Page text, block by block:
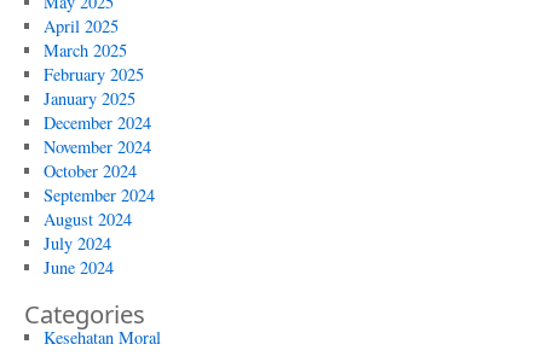
April 2025
March 2025
February 2025
January 2025
December 2024
November 2024
October 2024
September 2024
August 2024
July 2024
June 2024
Categories
Kesehatan Moral